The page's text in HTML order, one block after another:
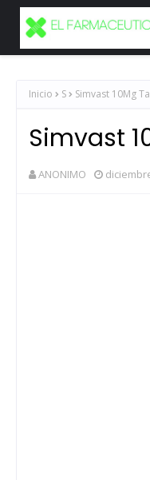
Inicio S Simvast 10Mg
Simvast
ANONIMO